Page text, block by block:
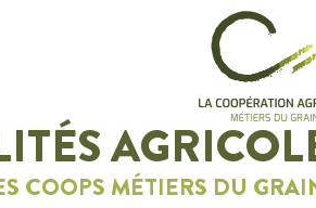
COOPS MÉTIERS DU